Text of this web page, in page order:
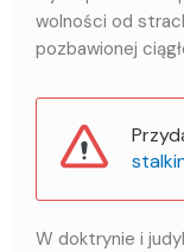
wolności od
pozbawionej
W doktrynie i